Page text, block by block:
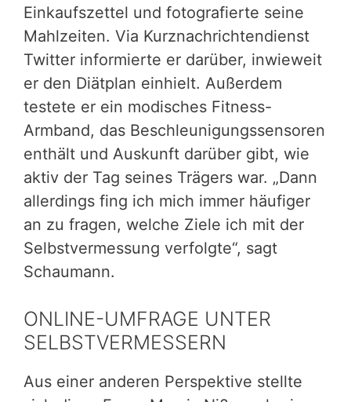
Einkaufszettel und fotografierte seine
Mahlzeiten. Via Kurznachrichtendienst
Twitter informierte er darüber, inwieweit
er den Diätplan einhielt. Außerdem
testete er ein modisches Fitness-
Armband, das Beschleunigungssensoren
enthält und Auskunft darüber gibt, wie
aktiv der Tag seines Trägers war. „Dann
allerdings fing ich mich immer häufiger
an zu fragen, welche Ziele ich mit der
Selbstvermessung verfolgte“, sagt
Schaumann.
ONLINE-UMFRAGE UNTER
SELBSTVERMESSERN
Aus einer anderen Perspektive stellte